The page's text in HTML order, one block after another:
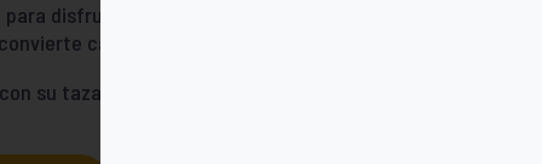
disfrutarla. Llena la taza del
cada sorbo en diversión.
su taza favorita.